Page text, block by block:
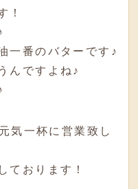
！
一番のバターです♪
んですよね♪
気一杯に営業致し
ております！